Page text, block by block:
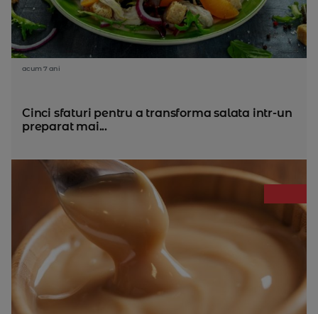
acum 7 ani
Cinci sfaturi pentru a transforma salata intr-un
preparat mai...